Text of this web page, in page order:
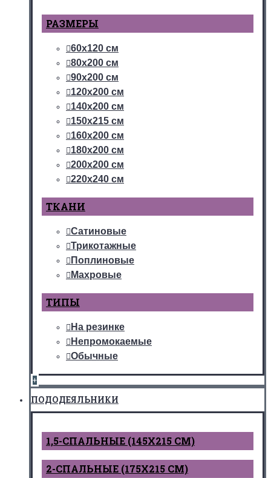
РАЗМЕРЫ
60х120 см
80х200 см
90х200 см
120х200 см
140х200 см
150х215 см
160х200 см
180х200 см
200х200 см
220х240 см
ТКАНИ
Сатиновые
Трикотажные
Поплиновые
Махровые
ТИПЫ
На резинке
Непромокаемые
Обычные
+
ПОДОДЕЯЛЬНИКИ
1,5-СПАЛЬНЫЕ (145Х215 СМ)
2-СПАЛЬНЫЕ (175Х215 СМ)